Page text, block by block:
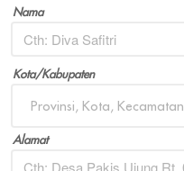
Nama
Kota/Kabupaten
Provinsi, Kota, Kecamatan
Alamat